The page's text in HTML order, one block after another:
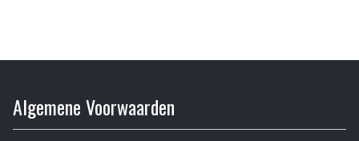
Algemene Voorwaarden